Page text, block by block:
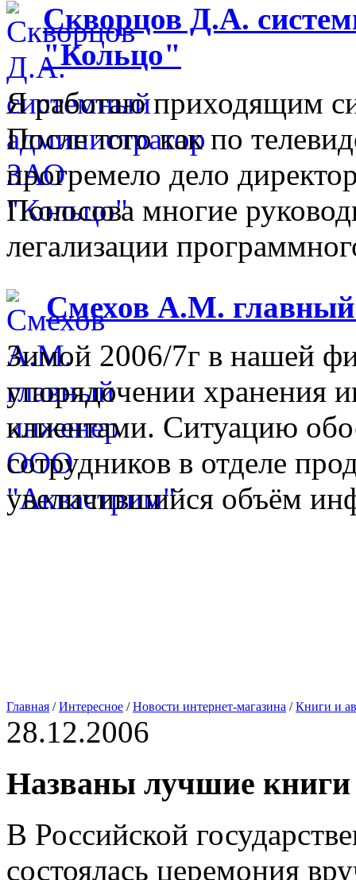
Скворцов Д.А.
"Кольцо"
Я работаю приходящим
После того как по
прогремело дело
Поносова многие
легализации
Смехов А.М.
Зимой 2006/7г в нашей
упорядочении хранения
клиентами. Ситуацию
сотрудников в отделе
увеличившийся объём
Главная /Интересное /Новости интернет-магазина /Книги и
28.12.2006
Названы лучшие книги
В Российской
состоялась церемония